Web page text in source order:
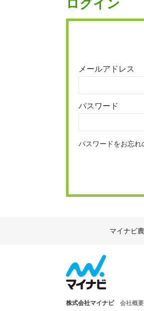
ログイン
メールアドレス
パスワード
パスワードをお忘れ
マイナビ
株式会社マイナビ 会社概要